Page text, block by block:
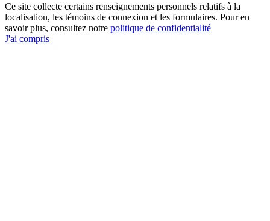
Ce site collecte certains renseignements personnels relatifs à la
localisation, les témoins de connexion et les formulaires. Pour en
savoir plus, consultez notre politique de confidentialité
J'ai compris